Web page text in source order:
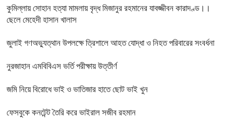
কুমিল্লায় সোহান হত্যা মামলায় বৃদ্ধ মিজানুর রহমানের যাবজ্জীবন কারাদণ্ড।।
ছেলে মেহেদী হাসান খালাস
জুলাই গণঅভ্যুত্থান উপলক্ষে ত্রিশালে আহত যোদ্ধা ও নিহত পরিবারের সংবর্ধনা
নুরজাহান এমবিবিএস ভর্তি পরীক্ষায় উত্তীর্ণ
জমি নিয়ে বিরোধে ভাই ও ভাতিজার হাতে ছোট ভাই খুন
ফেসবুকে কনটেন্ট তৈরি করে ভাইরাল সজীব রহমান